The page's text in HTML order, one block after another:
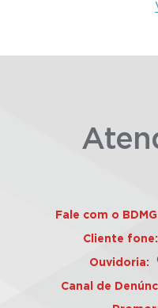
Fale com o
Cliente fone:
Ouvidoria:
Canal de